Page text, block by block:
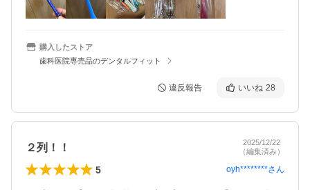
購入したストア
歯科医院専売品のデンタルフィット
違反報告 いいね 28
２列！！
2025/12/22
（編集済み）
5 oyh********さん